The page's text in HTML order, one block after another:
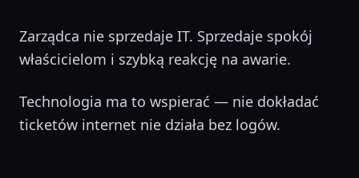
Zarządca nie sprzedaje IT. Sprzedaje spokój
właścicielom i szybką reakcję na awarie.
Technologia ma to wspierać — nie dokładać
ticketów internet nie działa bez logów.